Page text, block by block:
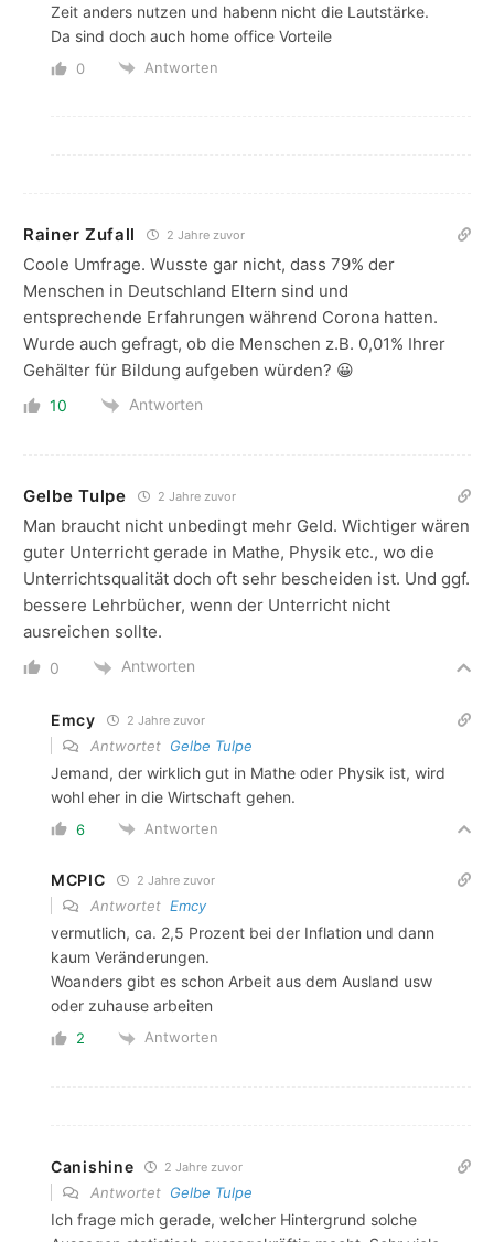
Zeit anders nutzen und habenn nicht die Lautstärke.
Da sind doch auch home office Vorteile
0 Antworten
Rainer Zufall 2 Jahre zuvor
Coole Umfrage. Wusste gar nicht, dass 79% der
Menschen in Deutschland Eltern sind und
entsprechende Erfahrungen während Corona hatten.
Wurde auch gefragt, ob die Menschen z.B. 0,01% Ihrer
Gehälter für Bildung aufgeben würden? 😀
10 Antworten
Gelbe Tulpe 2 Jahre zuvor
Man braucht nicht unbedingt mehr Geld. Wichtiger wären
guter Unterricht gerade in Mathe, Physik etc., wo die
Unterrichtsqualität doch oft sehr bescheiden ist. Und ggf.
bessere Lehrbücher, wenn der Unterricht nicht
ausreichen sollte.
0 Antworten
Emcy 2 Jahre zuvor
Antwortet Gelbe Tulpe
Jemand, der wirklich gut in Mathe oder Physik ist, wird
wohl eher in die Wirtschaft gehen.
6 Antworten
MCPIC 2 Jahre zuvor
Antwortet Emcy
vermutlich, ca. 2,5 Prozent bei der Inflation und dann
kaum Veränderungen.
Woanders gibt es schon Arbeit aus dem Ausland usw
oder zuhause arbeiten
2 Antworten
Canishine 2 Jahre zuvor
Antwortet Gelbe Tulpe
Ich frage mich gerade, welcher Hintergrund solche